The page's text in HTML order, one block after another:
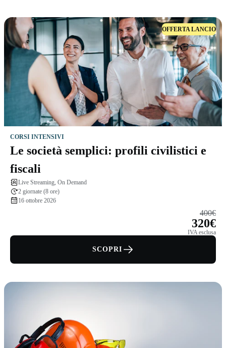
OFFERTA LANCIO
CORSI INTENSIVI
Le società semplici: profili civilistici e
fiscali
Live Streaming, On Demand
2 giornate (8 ore)
16 ottobre 2026
400€
320€
IVA esclusa
SCOPRI